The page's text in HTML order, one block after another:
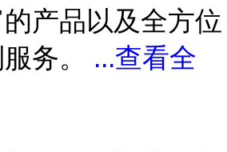
产品以及全方位
务。 ...查看全